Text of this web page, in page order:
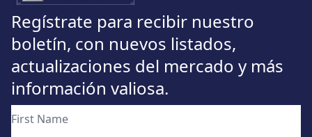
Regístrate para recibir nuestro
boletín, con nuevos listados,
actualizaciones del mercado y más
información valiosa.